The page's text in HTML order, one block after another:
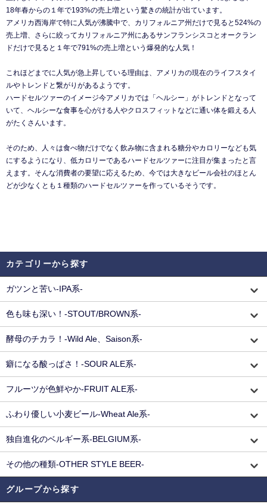
18年春からの１年で193%の売上増という驚きの統計が出ています。
アメリカ西海岸で特に人気が沸騰中で、カリフォルニア州だけで見ると524%の
売上増、さらに絞ってカリフォルニア州にあるサンフランシスコとオークラン
ドだけで見ると１年で791%の売上増という爆発的な人気！
これほどまでに人気が急上昇している理由は、アメリカの現在のライフスタイ
ルやトレンドと繋がりがあるようです。
ハードセルツァーのイメージ今アメリカでは「ヘルシー」がトレンドとなって
いて、ヘルシーな食事を心がける人やクロスフィットなどに通い体を鍛える人
がたくさんいます。
そのため、人々は食べ物だけでなく飲み物に含まれる糖分やカロリーなども気
にするようになり、低カロリーであるハードセルツァーに注目が集まったと言
えます。そんな消費者の要望に応えるため、今では大きなビール会社のほとん
どが少なくとも１種類のハードセルツァーを作っているそうです。
カテゴリーから探す
ガツンと苦い-IPA系-
色も味も深い！-STOUT/BROWN系-
酵母のチカラ！-Wild Ale、Saison系-
癖になる酸っぱさ！-SOUR ALE系-
フルーツが色鮮やか-FRUIT ALE系-
ふわり優しい小麦ビール-Wheat Ale系-
独自進化のベルギー系-BELGIUM系-
その他の種類-OTHER STYLE BEER-
グループから探す